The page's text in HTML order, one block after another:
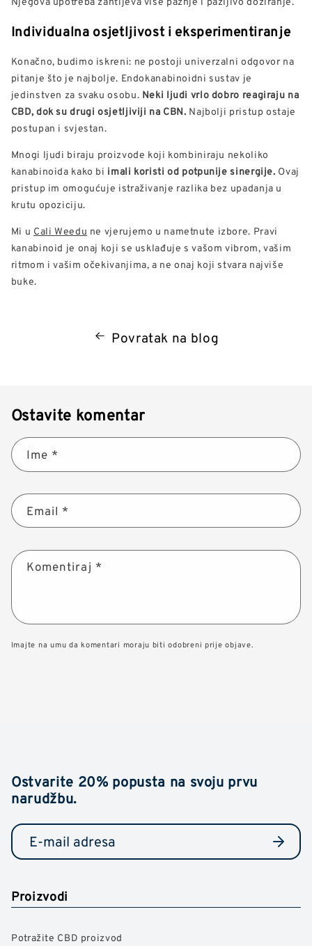
Individualna osjetljivost i eksperimentiranje
Konačno, budimo iskreni: ne postoji univerzalni odgovor na
pitanje što je najbolje. Endokanabinoidni sustav je
jedinstven za svaku osobu. Neki ljudi vrlo dobro reagiraju na
CBD, dok su drugi osjetljiviji na CBN. Najbolji pristup ostaje
postupan i svjestan.
Mnogi ljudi biraju proizvode koji kombiniraju nekoliko
kanabinoida kako bi imali koristi od potpunije sinergije. Ovaj
pristup im omogućuje istraživanje razlika bez upadanja u
krutu opoziciju.
Mi u Cali Weedu ne vjerujemo u nametnute izbore. Pravi
kanabinoid je onaj koji se usklađuje s vašom vibrom, vašim
ritmom i vašim očekivanjima, a ne onaj koji stvara najviše
buke.
Povratak na blog
Ostavite komentar
Ime *
Email *
Komentiraj *
Imajte na umu da komentari moraju biti odobreni prije objave.
Ostvarite 20% popusta na svoju prvu
narudžbu.
Proizvodi
Potražite CBD proizvod